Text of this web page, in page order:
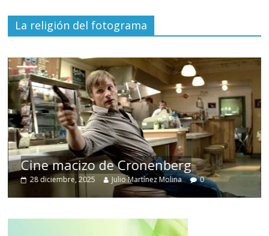
La religión del fotograma
Cine macizo de Cronenberg
28 diciembre, 2025 Julio Martínez Molina 0